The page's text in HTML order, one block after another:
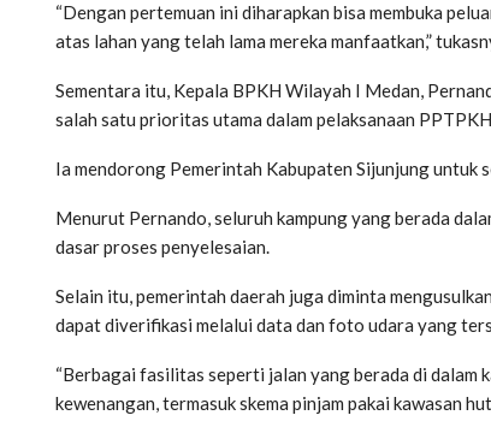
“Dengan pertemuan ini diharapkan bisa membuka
atas lahan yang telah lama mereka manfaatkan,”
Sementara itu, Kepala BPKH Wilayah I Medan,
salah satu prioritas utama dalam pelaksanaan
Ia mendorong Pemerintah Kabupaten Sijunjung
Menurut Pernando, seluruh kampung yang berada
dasar proses penyelesaian.
Selain itu, pemerintah daerah juga diminta
dapat diverifikasi melalui data dan foto udara yang
“Berbagai fasilitas seperti jalan yang berada di dalam
kewenangan, termasuk skema pinjam pakai kawasan